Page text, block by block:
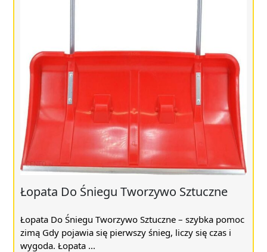
Łopata Do Śniegu Tworzywo Sztuczne
Łopata Do Śniegu Tworzywo Sztuczne – szybka pomoc
zimą Gdy pojawia się pierwszy śnieg, liczy się czas i
wygoda. Łopata ...